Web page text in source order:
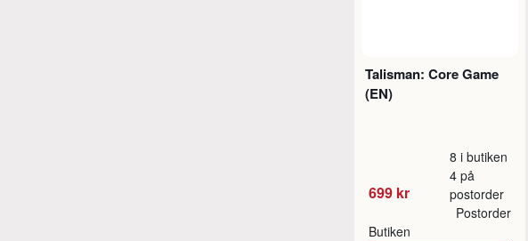
Talisman: Core Game
(EN)
699 kr
8 i butiken
4 på
postorder
Butiken
Postorder